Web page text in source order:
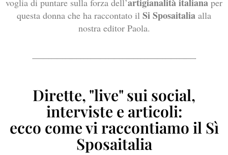
voglia di puntare sulla forza dell’
per
questa donna che ha raccontato il Si Sposaitalia alla
nostra editor Paola.
Dirette, "live" sui social,
interviste e articoli:
ecco come vi raccontiamo il Sì
Sposaitalia